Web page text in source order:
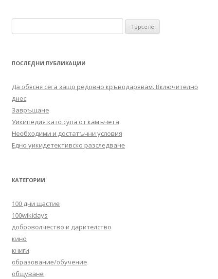
ПОСЛЕДНИ ПУБЛИКАЦИИ
Да обясня сега защо редовно кръводарявам. Включително
днес
Завръщане
Уикипедия като супа от камъчета
Необходими и достатъчни условия
Едно уикидетективско разследване
КАТЕГОРИИ
100 дни щастие
100wikidays
доброволчество и дарителство
кино
книги
образование/обучение
общуване